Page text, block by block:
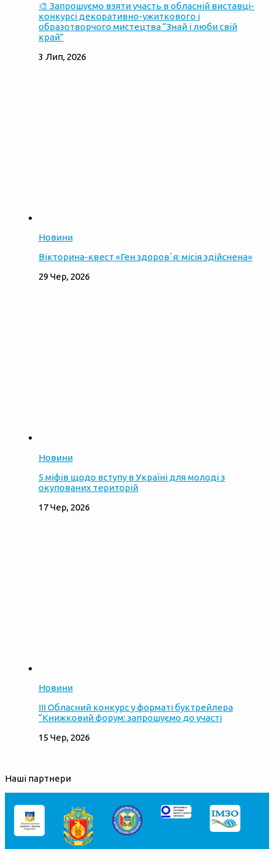
🎨 Запрошуємо взяти участь в обласній виставці-
конкурсі декоративно-ужиткового і
образотворчого мистецтва “Знай і люби свій
край”
3 Лип, 2026
Новини
Вікторина-квест «Ген здоровʼя: місія здійснена»
29 Чер, 2026
Новини
5 міфів щодо вступу в Україні для молоді з
окупованих територій
17 Чер, 2026
Новини
ІІІ Обласний конкурс у форматі буктрейлера
“Книжковий форум: запрошуємо до участі
15 Чер, 2026
Наші партнери